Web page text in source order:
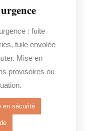
: fuite
tuile envolée
Mise en
provisoires ou
en sécurité